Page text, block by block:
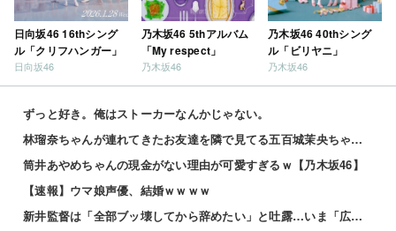
日向坂46 16thシング
ル「クリフハンガー」
日向坂46
乃木坂46 5thアルバム
「My respect」
乃木坂46
乃木坂46 40thシング
ル「ビリヤニ」
乃木坂46
ずっと好き。俺はストーカーなんかじゃない。
林瑠奈ちゃんが連れてきたお友達を隣で見てる五百城茉央ちゃんｗ【乃木坂46】
筒井あやめちゃんの現金がない理由が可愛すぎるｗ【乃木坂46】
【速報】ウマ娘声優、結婚ｗｗｗｗ
新井監督は「全部ブッ壊してから辞めたい」と吐露…いま「広島カープ」で何が起きているのか？